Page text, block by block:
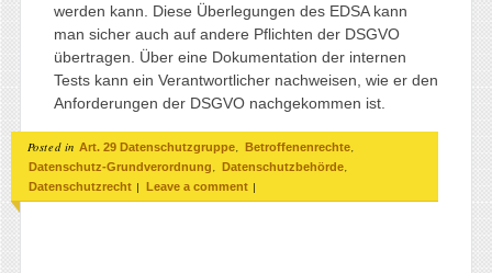
werden kann. Diese Überlegungen des EDSA kann
man sicher auch auf andere Pflichten der DSGVO
übertragen. Über eine Dokumentation der internen
Tests kann ein Verantwortlicher nachweisen, wie er den
Anforderungen der DSGVO nachgekommen ist.
Posted in Art. 29 Datenschutzgruppe, Betroffenenrechte,
Datenschutz-Grundverordnung, Datenschutzbehörde,
Datenschutzrecht | Leave a comment |